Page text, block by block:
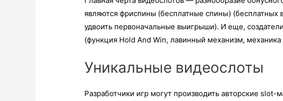
являются фриспины (бесплатные спины)
удвоить первоначальные выигрыши). И еще,
(функция Hold And Win, лавинный механизм,
Уникальные видеослоты
Разработчики игр могут производить авторские